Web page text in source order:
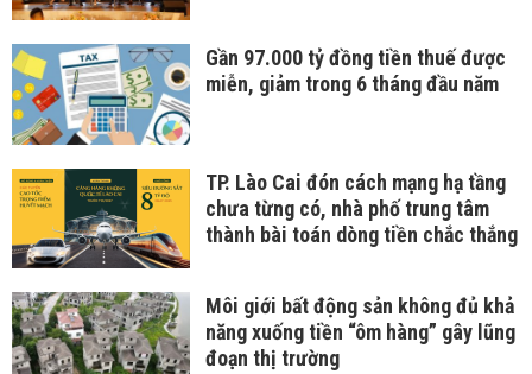
Gần 97.000 tỷ đồng tiền thuế được
miễn, giảm trong 6 tháng đầu năm
TP. Lào Cai đón cách mạng hạ tầng
chưa từng có, nhà phố trung tâm
thành bài toán dòng tiền chắc thắng
Môi giới bất động sản không đủ khả
năng xuống tiền “ôm hàng” gây lũng
đoạn thị trường